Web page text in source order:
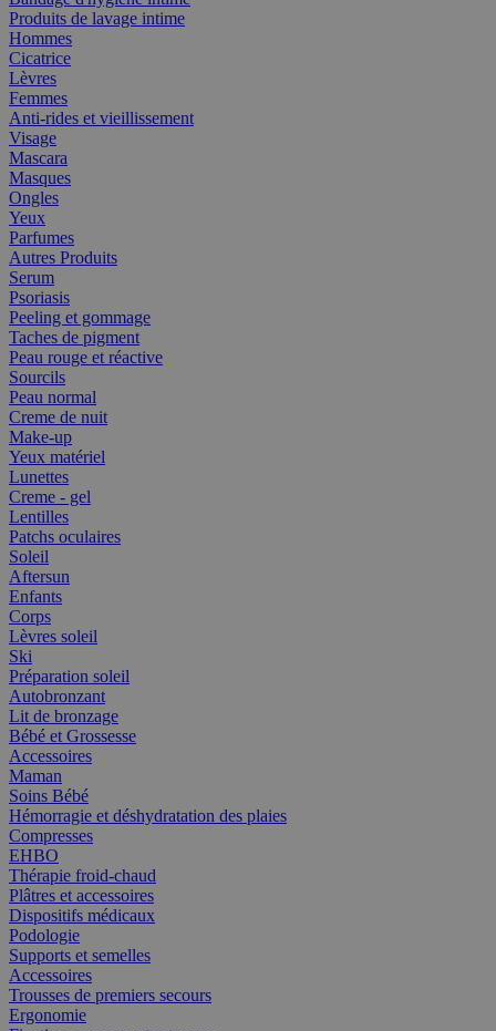
Produits de lavage intime
Hommes
Cicatrice
Lèvres
Femmes
Anti-rides et vieillissement
Visage
Mascara
Masques
Ongles
Yeux
Parfumes
Autres Produits
Serum
Psoriasis
Peeling et gommage
Taches de pigment
Peau rouge et réactive
Sourcils
Peau normal
Creme de nuit
Make-up
Yeux matériel
Lunettes
Creme - gel
Lentilles
Patchs oculaires
Soleil
Aftersun
Enfants
Corps
Lèvres soleil
Ski
Préparation soleil
Autobronzant
Lit de bronzage
Bébé et Grossesse
Accessoires
Maman
Soins Bébé
Hémorragie et déshydratation des plaies
Compresses
EHBO
Thérapie froid-chaud
Plâtres et accessoires
Dispositifs médicaux
Podologie
Supports et semelles
Accessoires
Trousses de premiers secours
Ergonomie